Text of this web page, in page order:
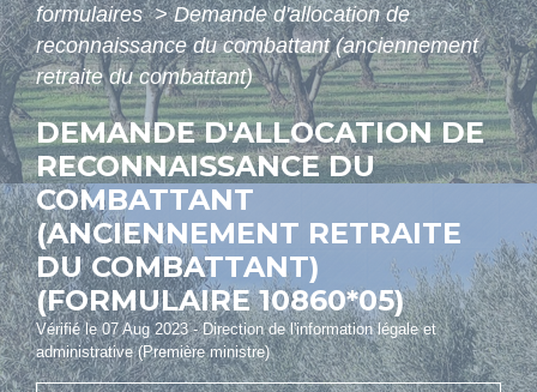
formulaires> Demande d'allocation de
reconnaissance du combattant (anciennement
retraite du combattant)
DEMANDE D'ALLOCATION DE
RECONNAISSANCE DU
COMBATTANT
(ANCIENNEMENT RETRAITE
DU COMBATTANT)
(FORMULAIRE 10860*05)
Vérifié le 07 Aug 2023 - Direction de l'information légale et
administrative (Première ministre)